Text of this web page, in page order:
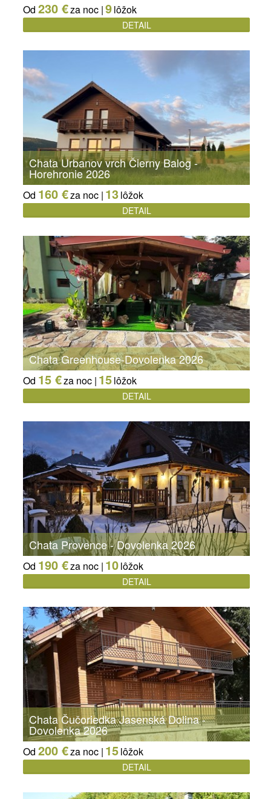
Od 230 €za noc |9lôžok
DETAIL
Chata Urbanov vrch Čierny Balog -
Horehronie 2026
Od 160 €za noc | 13lôžok
DETAIL
Chata Greenhouse-Dovolenka 2026
Od 15 €za noc | 15lôžok
DETAIL
Chata Provence - Dovolenka 2026
Od 190 €za noc | 10lôžok
DETAIL
Chata Čučoriedka Jasenská Dolina -
Dovolenka 2026
Od 200 €za noc | 15lôžok
DETAIL